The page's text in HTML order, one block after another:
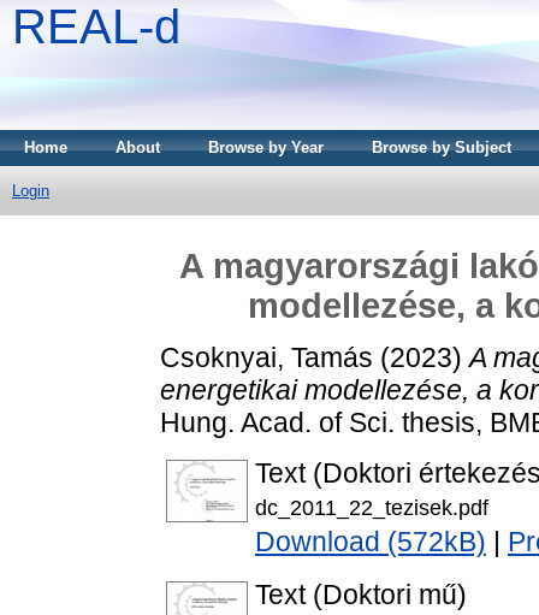
REAL-d
Home About Browse by Year Browse by Subject
Login
A magyarországi
modellezése, a
Csoknyai, Tamás (2023)A
energetikai modellezése, a
Hung. Acad. of Sci. thesis,
Text (Doktori
dc_2011_22_tezisek.pdf
Download (572kB)
Text (Doktori mű)